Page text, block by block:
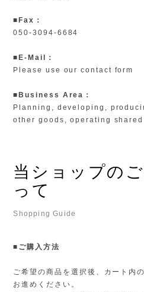
■Fax：
050-3094-6684
■E-Mail：
Please use our contact form
■Business Area：
Planning, developing,
other goods, operating shared
当ショップの
って
Shopping Guide
■ご購入方法
ご希望の商品を選択後、カート内
お進めください。